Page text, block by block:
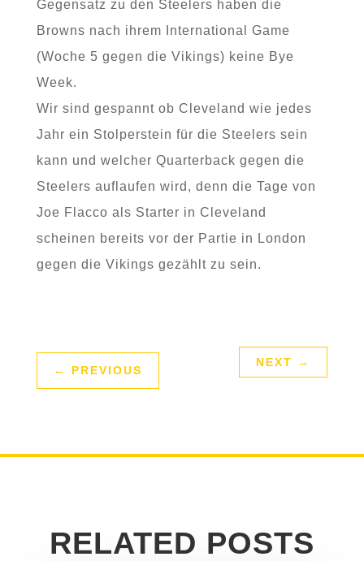
Gegensatz zu den Steelers haben die
Browns nach ihrem International Game
(Woche 5 gegen die Vikings) keine Bye
Week.
Wir sind gespannt ob Cleveland wie jedes
Jahr ein Stolperstein für die Steelers sein
kann und welcher Quarterback gegen die
Steelers auflaufen wird, denn die Tage von
Joe Flacco als Starter in Cleveland
scheinen bereits vor der Partie in London
gegen die Vikings gezählt zu sein.
← PREVIOUS
NEXT →
RELATED POSTS